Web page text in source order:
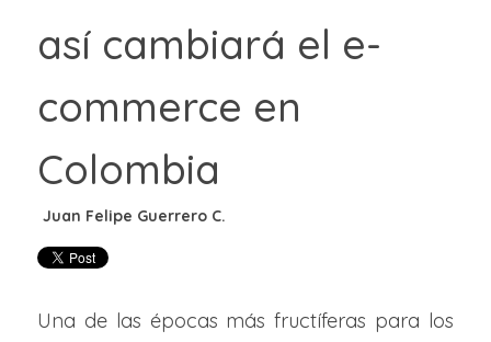
así cambiará el e-
commerce en
Colombia
Una de las épocas más fructíferas para los